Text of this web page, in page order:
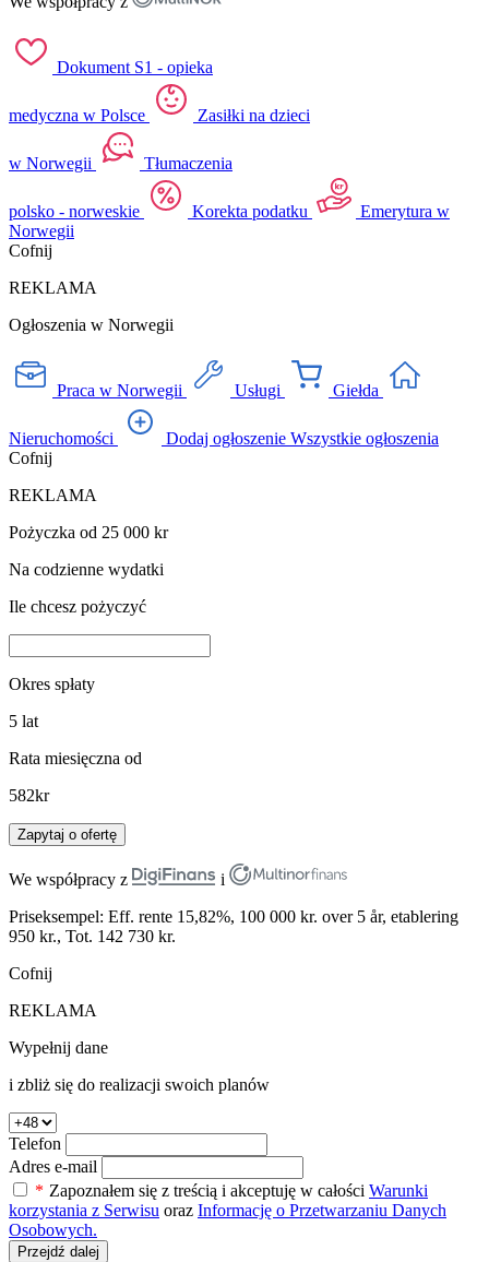
Dokument S1 - opieka
medyczna w Polsce Zasiłki na dzieci
w Norwegii Tłumaczenia
polsko - norweskie Korekta podatku
Emerytura w
Norwegii
Cofnij
REKLAMA
Ogłoszenia w Norwegii
Praca w Norwegii Usługi Giełda
Nieruchomości Dodaj ogłoszenie Wszystkie ogłoszenia
Cofnij
REKLAMA
Pożyczka od 25 000 kr
Na codzienne wydatki
Ile chcesz pożyczyć
Okres spłaty
5 lat
Rata miesięczna od
582kr
Zapytaj o ofertę
We współpracy z
i
Priseksempel: Eff. rente 15,82%, 100 000 kr. over 5 år, etablering
950 kr., Tot. 142 730 kr.
Cofnij
REKLAMA
Wypełnij dane
i zbliż się do realizacji swoich planów
Telefon
Adres e-mail
* Zapoznałem się z treścią i akceptuję w całości Warunki
korzystania z Serwisu oraz Informację o Przetwarzaniu Danych
Osobowych.
Przejdź dalej